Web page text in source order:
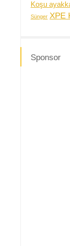
Koşu
Sünger XPE
Sponsor